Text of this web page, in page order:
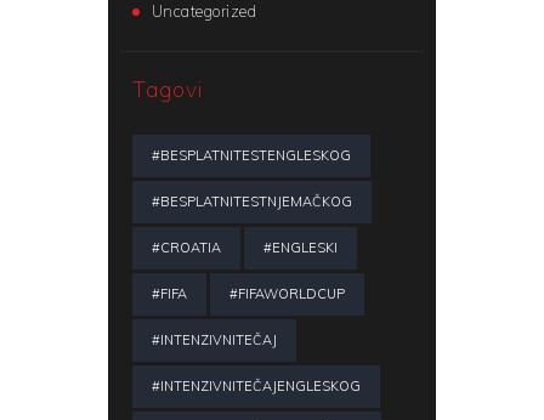
Uncategorized
Tagovi
#BESPLATNITESTENGLESKOG
#BESPLATNITESTNJEMAČKOG
#CROATIA #ENGLESKI
#FIFA #FIFAWORLDCUP
#INTENZIVNITEČAJ
#INTENZIVNITEČAJENGLESKOG